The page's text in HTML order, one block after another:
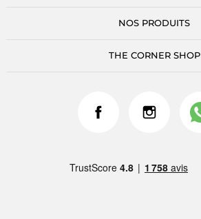
NOS PRODUITS
THE CORNER SHOP